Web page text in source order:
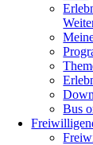
Bus